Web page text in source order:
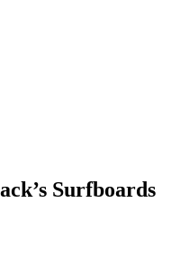
Surfboards